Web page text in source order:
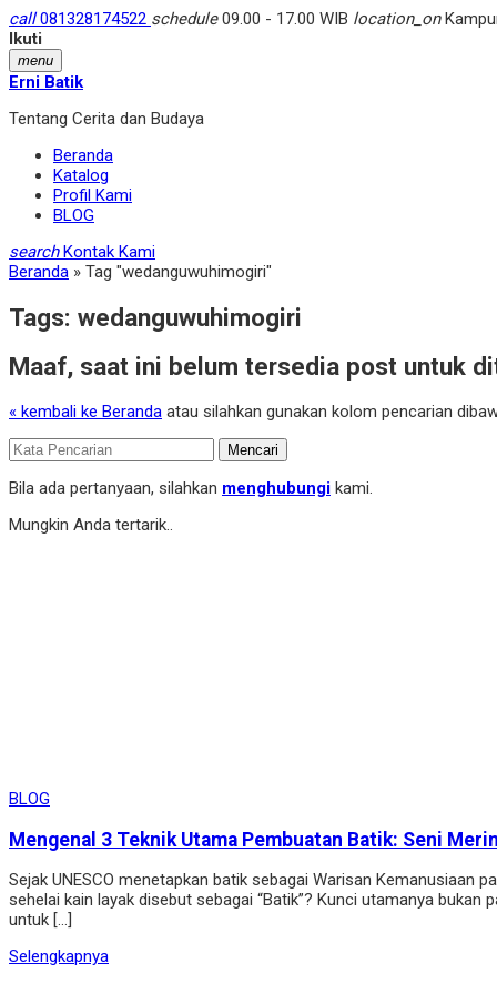
call081328174522 schedule09.00 - 17.00 WIB location_on
Ikuti
menu
Erni Batik
Tentang Cerita dan Budaya
Beranda
Katalog
Profil Kami
BLOG
search Kontak Kami
Beranda » Tag "wedanguwuhimogiri"
Tags: wedanguwuhimogiri
Maaf, saat ini belum tersedia post untuk
« kembali ke Beranda atau silahkan gunakan kolom pencarian
Mencari
Bila ada pertanyaan, silahkan menghubungi kami.
Mungkin Anda tertarik..
BLOG
Mengenal 3 Teknik Utama Pembuatan Batik: Seni
Sejak UNESCO menetapkan batik sebagai Warisan Kemanusiaan
sehelai kain layak disebut sebagai “Batik”? Kunci utamanya
untuk […]
Selengkapnya